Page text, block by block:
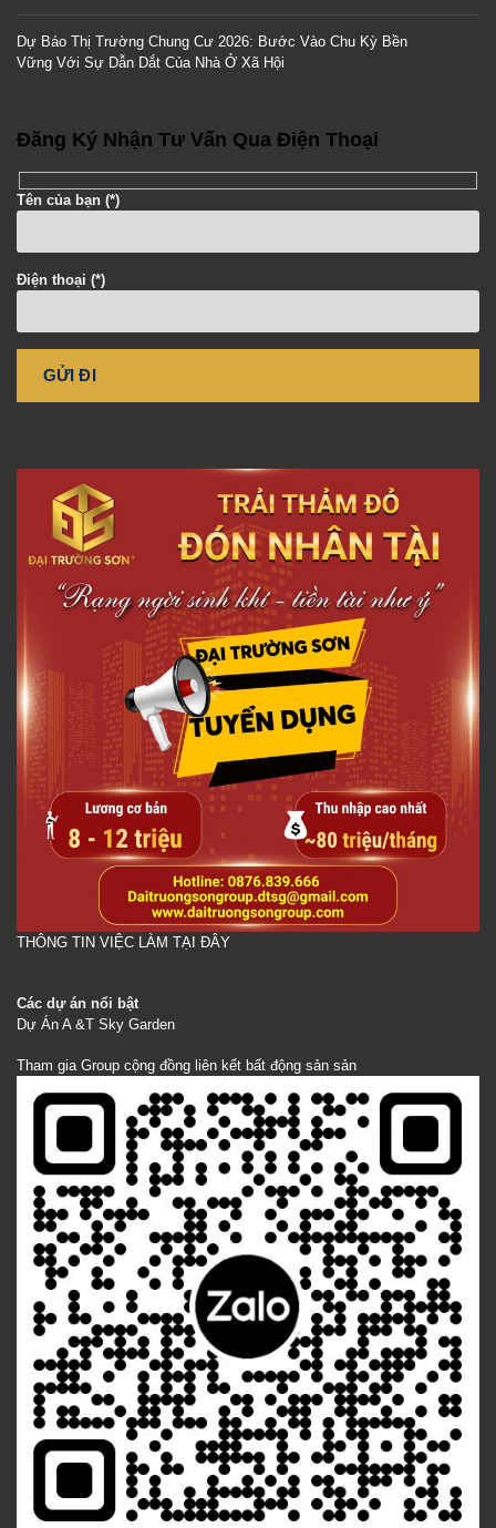
Dự Báo Thị Trường Chung Cư 2026: Bước Vào Chu Kỳ Bền
Vững Với Sự Dẫn Dắt Của Nhà Ở Xã Hội
Đăng Ký Nhận Tư Vấn Qua Điện Thoại
Tên của bạn (*)
Điện thoại (*)
THÔNG TIN VIỆC LÀM TẠI ĐÂY
Các dự án nổi bật
Dự Án A &T Sky Garden
Tham gia Group cộng đồng liên kết bất động sản sản